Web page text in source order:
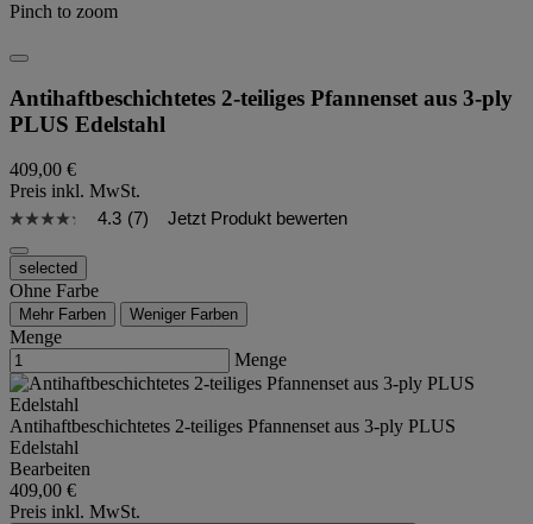
Pinch to zoom
Antihaftbeschichtetes 2-teiliges Pfannenset aus 3-ply
PLUS Edelstahl
409,00 €
Preis inkl. MwSt.
4.3 (7) Jetzt Produkt bewerten
selected
Ohne Farbe
Mehr Farben Weniger Farben
Menge
Menge
Antihaftbeschichtetes 2-teiliges Pfannenset aus 3-ply PLUS
Edelstahl
Bearbeiten
409,00 €
Preis inkl. MwSt.